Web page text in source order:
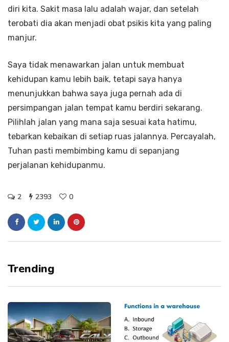
diri kita. Sakit masa lalu adalah wajar, dan setelah
terobati dia akan menjadi obat psikis kita yang paling
manjur.
Saya tidak menawarkan jalan untuk membuat
kehidupan kamu lebih baik, tetapi saya hanya
menunjukkan bahwa saya juga pernah ada di
persimpangan jalan tempat kamu berdiri sekarang.
Pilihlah jalan yang mana saja sesuai kata hatimu,
tebarkan kebaikan di setiap ruas jalannya. Percayalah,
Tuhan pasti membimbing kamu di sepanjang
perjalanan kehidupanmu.
2 2393 0
Trending